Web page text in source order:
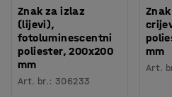
Znak za izlaz
(lijevi),
fotoluminescentni
poliester, 200x200
mm
Art. br.:306233
mm
Art.